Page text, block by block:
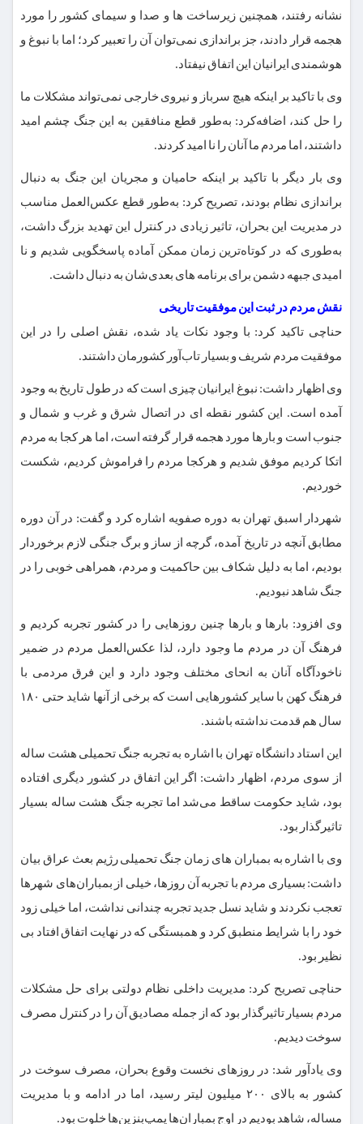
نشانه رفتند، همچنین زیرساخت ها و صدا و سیمای کشور را مورد
هجمه قرار دادند، جز براندازی نمی‌توان آن را تعبیر کرد؛ اما با نبوغ و
هوشمندی ایرانیان این اتفاق نیفتاد.
وی با تاکید بر اینکه هیچ سرباز و نیروی خارجی نمی‌تواند مشکلات ما
را حل کند، اضافه‌کرد:‌ به‌طور قطع منافقین به این جنگ چشم امید
داشتند، اما مردم ما آنان را نا امید کردند.
وی بار دیگر با تاکید بر اینکه حامیان و مجریان این جنگ به دنبال
براندازی نظام بودند، تصریح کرد: ‌به‌طور قطع عکس‌العمل مناسب
در مدیریت این بحران، تاثیر زیادی در کنترل این تهدید بزرگ داشت،
به‌طوری که در کوتاه‌ترین زمان ممکن آماده پاسخگویی شدیم و نا
امیدی جبهه دشمن برای برنامه های بعدی‌شان به دنبال داشت.
نقش مردم در ثبت این موفقیت تاریخی
حناچی تاکید کرد: با وجود نکات یاد شده، نقش اصلی را در این
موفقیت مردم شریف و بسیار تاب‌آور کشورمان داشتند.
وی اظهار داشت: ‌نبوغ ایرانیان چیزی است که در طول تاریخ به وجود
آمده است. این کشور نقطه ای در اتصال شرق و غرب و شمال و
جنوب است و بارها مورد هجمه قرار گرفته است، اما هر کجا به مردم
اتکا کردیم موفق شدیم و هرکجا مردم را فراموش کردیم، شکست
خوردیم.
شهردار اسبق تهران به دوره صفویه اشاره کرد و گفت: در آن دوره
مطابق آنچه در تاریخ آمده، گرچه از ساز و برگ جنگی لازم برخوردار
بودیم، اما به دلیل شکاف بین حاکمیت و مردم، همراهی خوبی را در
جنگ شاهد نبودیم.
وی افزود: بارها و بارها چنین روزهایی را در کشور تجربه کردیم و
فرهنگ آن در مردم ما وجود دارد، لذا عکس‌العمل مردم در ضمیر
ناخودآگاه آنان به انحای مختلف وجود دارد و این فرق مردمی با
فرهنگ کهن با سایر کشورهایی است که برخی از آنها شاید حتی ۱۸۰
سال هم قدمت نداشته باشند.
این استاد دانشگاه تهران با اشاره به تجربه جنگ تحمیلی هشت ساله
از سوی مردم، اظهار داشت: اگر این اتفاق در کشور دیگری افتاده
بود، شاید حکومت ساقط می‌شد اما تجربه جنگ هشت ساله بسیار
تاثیرگذار بود.
وی با اشاره به بمباران های زمان جنگ تحمیلی رژیم بعث عراق بیان‌
داشت: بسیاری مردم با تجربه آن روزها، خیلی از بمباران‌های شهرها
تعجب نکردند و شاید نسل جدید تجربه چندانی نداشت، اما خیلی زود
خود را با شرایط منطبق کرد و همبستگی که در نهایت اتفاق افتاد بی
نظیر بود.
حناچی تصریح کرد:‌ مدیریت داخلی نظام دولتی برای حل مشکلات
مردم بسیار تاثیرگذار بود که از جمله مصادیق آن را در کنترل مصرف
سوخت دیدیم.
وی یادآور شد: در روزهای نخست وقوع بحران، مصرف سوخت در
کشور به بالای ۲۰۰ میلیون لیتر رسید، اما در ادامه و با مدیریت
مساله، شاهد بودیم در اوج بمباران‌ها پمپ‌بنزین‌ها خلوت بود.